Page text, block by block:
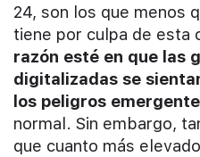
24, son los que menos
tiene por culpa de esta
razón esté en que las
digitalizadas se
los peligros
normal. Sin embargo,
que cuanto más